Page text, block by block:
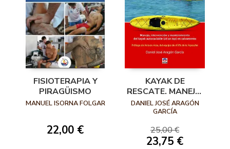
FISIOTERAPIA Y
PIRAGÜISMO
MANUEL ISORNA FOLGAR
22,00 €
KAYAK DE
RESCATE. MANEJO,
INTERVENCIÓN Y
MANTENIMIENTO
AUTOVACIABLE
(SIT ON TOP) EN
DANIEL JOSÉ ARAGÓN
GARCÍA
25,00 €
23,75 €